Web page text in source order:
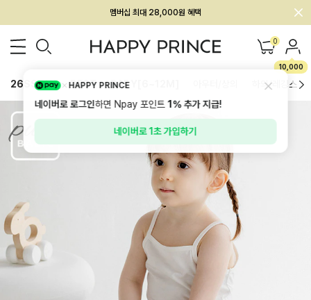
회원전용 아울렛, 가입하면 ~60% 할인!
멤버십 최대 28,000원 혜택 0
10,000
26SS 신상 BEST BABY[6~12M] 하의/레깅스
HAPPY PRINCE
네이버로 로그인하면 Npay 포인트1%추가 지급!
네이버로 1초 가입하기